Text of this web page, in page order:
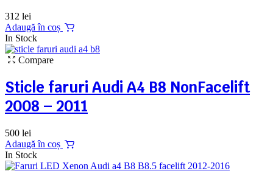
312 lei
Adaugă în coș
In Stock
Compare
Sticle faruri Audi A4 B8 NonFacelift
2008 – 2011
500 lei
Adaugă în coș
In Stock